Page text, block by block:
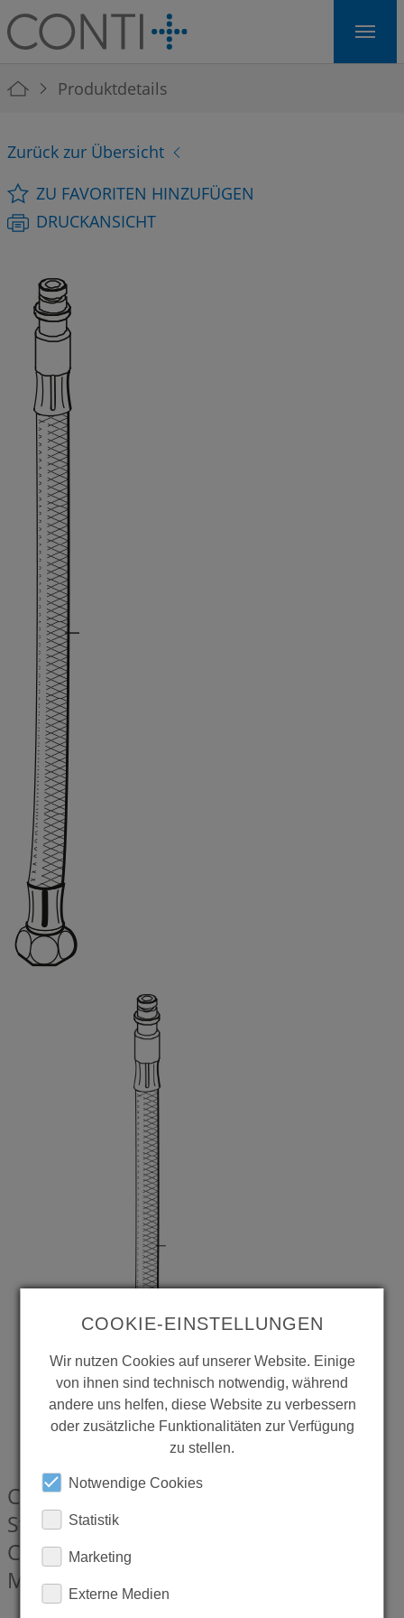
Skip to main navigation
Skip to main content
Skip to page footer
You are here:
Produktdetails
Zurück zur Übersicht
ZU FAVORITEN HINZUFÜGEN
DRUCKANSICHT
CONTI+ Druckschlauch mit
Steckanschluss EU, Länge 350 mm, für
CONTI+ lino AS L13 mit Warmwasser-
Markierung
COOKIE-EINSTELLUNGEN
Wir nutzen Cookies auf unserer Website. Einige
von ihnen sind technisch notwendig, während
andere uns helfen, diese Website zu verbessern
oder zusätzliche Funktionalitäten zur Verfügung
zu stellen.
Notwendige Cookies
Statistik
Marketing
Externe Medien